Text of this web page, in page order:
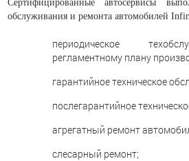
Сертифицированные автосервисы
обслуживания и ремонта автомобилей
периодическое
регламентному плану
гарантийное техническое
послегарантийное
агрегатный ремонт
слесарный ремонт;